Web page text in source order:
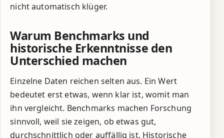
nicht automatisch klüger.
Warum Benchmarks und
historische Erkenntnisse den
Unterschied machen
Einzelne Daten reichen selten aus. Ein Wert
bedeutet erst etwas, wenn klar ist, womit man
ihn vergleicht. Benchmarks machen Forschung
sinnvoll, weil sie zeigen, ob etwas gut,
durchschnittlich oder auffällig ist. Historische